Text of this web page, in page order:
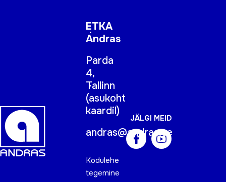
ETKA
Andras
Parda
4,
Tallinn
(asukoht
kaardil)
andras@andras.ee
Kodulehe
tegemine
JÄLGI MEID